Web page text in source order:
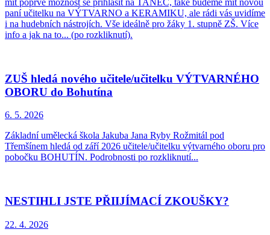
mít poprvé možnost se přihlásit na TANEC, také budeme mít novou
paní učitelku na VÝTVARNO a KERAMIKU, ale rádi vás uvidíme
i na hudebních nástrojích. Vše ideálně pro žáky 1. stupně ZŠ. Více
info a jak na to... (po rozkliknutí).
ZUŠ hledá nového učitele/učitelku VÝTVARNÉHO
OBORU do Bohutína
6. 5. 2026
Základní umělecká škola Jakuba Jana Ryby Rožmitál pod
Třemšínem hledá od září 2026 učitele/učitelku výtvarného oboru pro
pobočku BOHUTÍN. Podrobnosti po rozkliknutí...
NESTIHLI JSTE PŘIIJÍMACÍ ZKOUŠKY?
22. 4. 2026